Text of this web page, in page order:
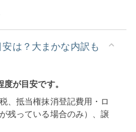
は？大まかな内訳も
が目安です。
、抵当権抹消登記費用・ロ
残っている場合のみ）、譲